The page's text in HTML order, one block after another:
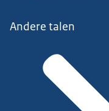
Andere talen